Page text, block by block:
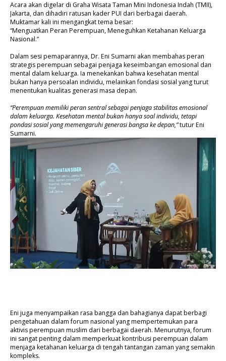
Acara akan digelar di Graha Wisata Taman Mini Indonesia Indah (TMII),
Jakarta, dan dihadiri ratusan kader PUI dari berbagai daerah.
Muktamar kali ini mengangkat tema besar:
“Menguatkan Peran Perempuan, Meneguhkan Ketahanan Keluarga
Nasional.”
Dalam sesi pemaparannya, Dr. Eni Sumarni akan membahas peran
strategis perempuan sebagai penjaga keseimbangan emosional dan
mental dalam keluarga. Ia menekankan bahwa kesehatan mental
bukan hanya persoalan individu, melainkan fondasi sosial yang turut
menentukan kualitas generasi masa depan.
“Perempuan memiliki peran sentral sebagai penjaga stabilitas emosional
dalam keluarga. Kesehatan mental bukan hanya soal individu, tetapi
pondasi sosial yang memengaruhi generasi bangsa ke depan,”tutur Eni
Sumarni.
Eni juga menyampaikan rasa bangga dan bahagianya dapat berbagi
pengetahuan dalam forum nasional yang mempertemukan para
aktivis perempuan muslim dari berbagai daerah. Menurutnya, forum
ini sangat penting dalam memperkuat kontribusi perempuan dalam
menjaga ketahanan keluarga di tengah tantangan zaman yang semakin
kompleks.